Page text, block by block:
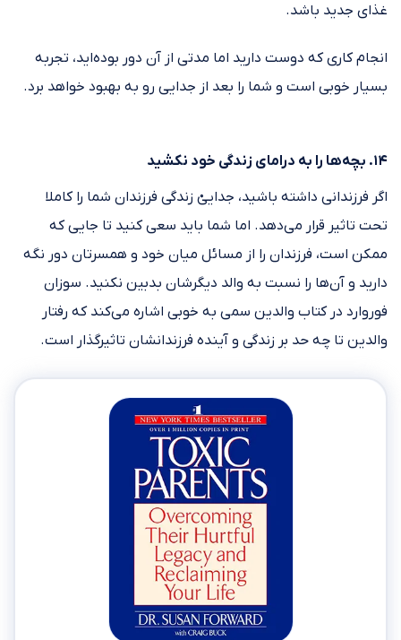
غذای جدید باشد.
انجام کاری که دوست دارید اما مدتی از آن دور بوده‌اید، تجربه
بسیار خوبی است و شما را بعد از جدایی رو به بهبود خواهد برد.
۱۴. بچه‌ها را به درامای زندگی خود نکشید
اگر فرزندانی داشته باشید، جداییْ زندگی فرزندان شما را کاملا
تحت تاثیر قرار می‌دهد. اما شما باید سعی کنید تا جایی که
ممکن است، فرزندان را از مسائل میان خود و همسرتان دور نگه
دارید و آن‌ها را نسبت به والد دیگرشان بدبین نکنید. سوزان
فوروارد در کتاب والدین سمی به خوبی اشاره می‌کند که رفتار
والدین تا چه حد بر زندگی و آینده فرزندانشان تاثیرگذار است.